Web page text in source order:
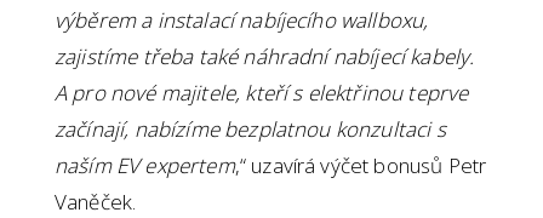
výběrem a instalací nabíjecího wallboxu,
zajistíme třeba také náhradní nabíjecí kabely.
A pro nové majitele, kteří s elektřinou teprve
začínají, nabízíme bezplatnou konzultaci s
naším EV expertem,“ uzavírá výčet bonusů Petr
Vaněček.